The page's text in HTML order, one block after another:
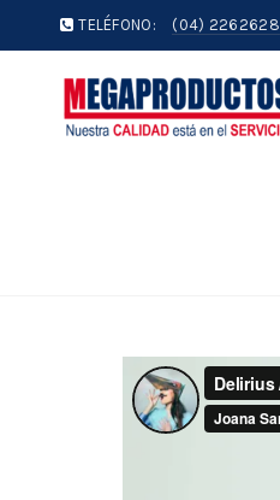
TELÉFONO: (04) 2262628